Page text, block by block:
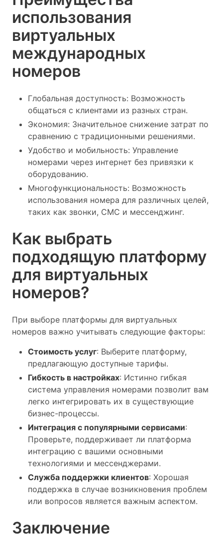
использования
виртуальных
международных
номеров
Глобальная доступность: Возможность
общаться с клиентами из разных стран.
Экономия: Значительное снижение затрат по
сравнению с традиционными решениями.
Удобство и мобильность: Управление
номерами через интернет без привязки к
оборудованию.
Многофункциональность: Возможность
использования номера для различных целей,
таких как звонки, СМС и мессенджинг.
Как выбрать
подходящую платформу
для виртуальных
номеров?
При выборе платформы для виртуальных
номеров важно учитывать следующие факторы:
Стоимость услуг: Выберите платформу,
предлагающую доступные тарифы.
Гибкость в настройках: Истинно гибкая
система управления номерами позволит вам
легко интегрировать их в существующие
бизнес-процессы.
Интеграция с популярными сервисами:
Проверьте, поддерживает ли платформа
интеграцию с вашими основными
технологиями и мессенджерами.
Служба поддержки клиентов: Хорошая
поддержка в случае возникновения проблем
или вопросов является важным аспектом.
Заключение